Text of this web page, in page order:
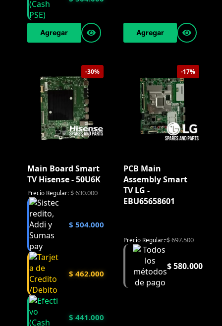
Agregar Agregar
-30%
Main Board Smart
TV Hisense - 50U6K
Precio Regular:$630.000
$ 504.000
$ 462.000
$ 441.000
-17%
PCB Main
Assembly Smart
TV LG -
EBU65658601
Precio Regular:$697.500
$580.000